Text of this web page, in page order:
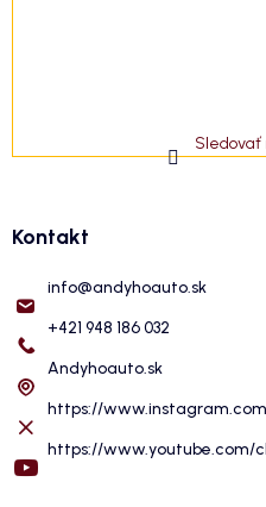
Sledovať
Kontakt
info@andyhoauto.sk
+421 948 186 032
Andyhoauto.sk
https://
https://www.youtube.com/